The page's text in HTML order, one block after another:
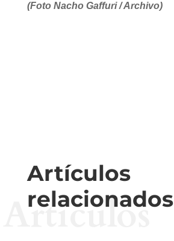
(Foto Nacho Gaffuri / Archivo)
Artículos
relacionados
Artículos